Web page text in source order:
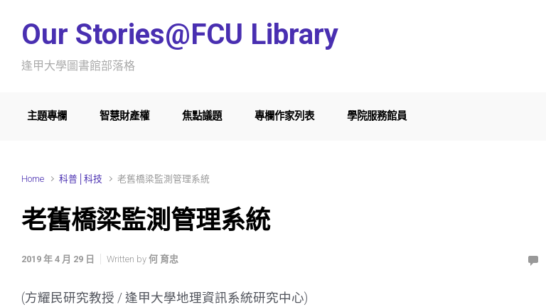
Our Stories@FCU Library
逢甲大學圖書館部落格
主題專欄 智慧財產權 焦點議題 專欄作家列表 學院服務館員
Home 科普│科技 老舊橋梁監測管理系統
老舊橋梁監測管理系統
2019 年 4 月 29 日 Written by 何 育忠
(方耀民研究教授 / 逢甲大學地理資訊系統研究中心)